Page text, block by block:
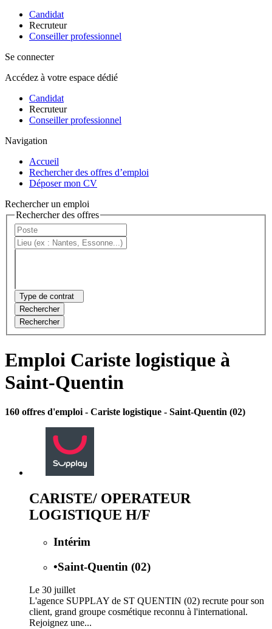
Candidat
Recruteur
Conseiller professionnel
Se connecter
Accédez à votre espace dédié
Candidat
Recruteur
Conseiller professionnel
Navigation
Accueil
Rechercher des offres d’emploi
Déposer mon CV
Rechercher un emploi
Rechercher des offres
Type de contrat
Rechercher
Rechercher
Emploi Cariste logistique à
Saint-Quentin
160 offres d'emploi - Cariste logistique - Saint-Quentin (02)
CARISTE/ OPERATEUR
LOGISTIQUE H/F
Intérim
•Saint-Quentin (02)
Le 30 juillet
L'agence SUPPLAY de ST QUENTIN (02) recrute pour son
client, grand groupe cosmétique reconnu à l'international.
Rejoignez une...